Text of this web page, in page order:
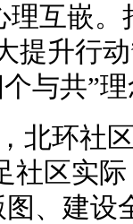
理互嵌。
提升行
与共”理
北环社
社区实
、建设